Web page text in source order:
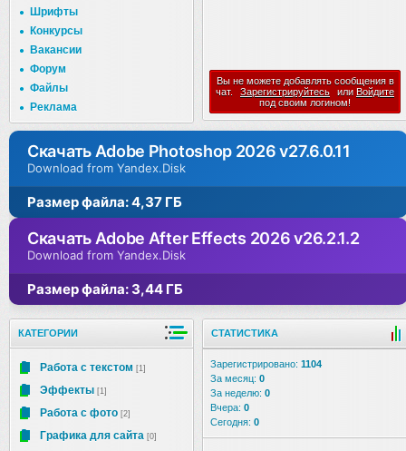
Шрифты
Конкурсы
Вакансии
Форум
Файлы
Реклама
Вы не можете добавлять сообщения в
чат.
Зарегистрируйтесь или Войдите
под своим логином!
Скачать Adobe Photoshop 2026 v27.6.0.11
Download from Yandex.Disk
Размер файла: 4,37 ГБ
Скачать Adobe After Effects 2026 v26.2.1.2
Download from Yandex.Disk
Размер файла: 3,44 ГБ
КАТЕГОРИИ
Работа с текстом [1]
Эффекты [1]
Работа с фото [2]
Графика для сайта [0]
СТАТИСТИКА
Зарегистрировано: 1104
За месяц: 0
За неделю: 0
Вчера: 0
Сегодня: 0